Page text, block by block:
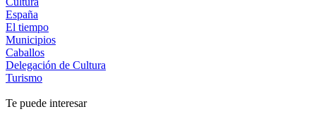
España
El tiempo
Municipios
Caballos
Delegación de Cultura
Turismo
Te puede interesar